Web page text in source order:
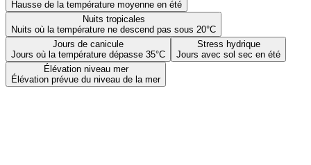
Hausse de la température moyenne en été
Nuits tropicales
Nuits où la température ne descend pas sous 20°C
Jours de canicule
Jours où la température dépasse 35°C
Stress hydrique
Jours avec sol sec en été
Élévation niveau mer
Élévation prévue du niveau de la mer